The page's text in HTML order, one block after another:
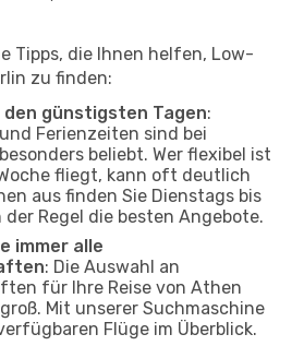
Tipps, die Ihnen helfen, Low-
zu finden:
den günstigsten Tagen:
Ferienzeiten sind bei
beliebt. Wer flexibel ist
fliegt, kann oft deutlich
aus finden Sie Dienstags bis
Regel die besten Angebote.
immer alle
: Die Auswahl an
für Ihre Reise von Athen
Mit unserer Suchmaschine
Flüge im Überblick.